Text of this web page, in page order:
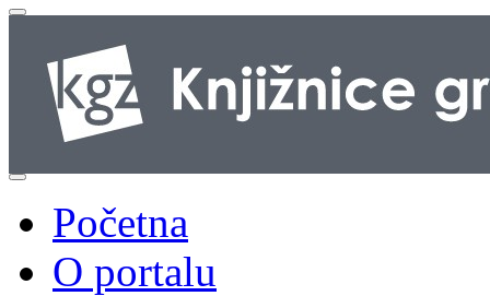
Početna
O portalu